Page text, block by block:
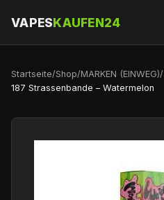
VAPESKAUFEN24
Startseite/Shop/MARKEN (EINWEG)/
187 Strassenbande – Watermelon